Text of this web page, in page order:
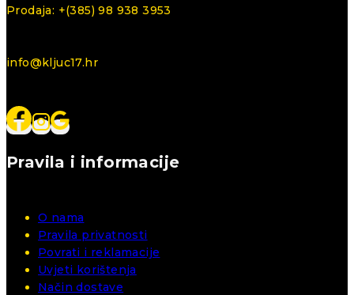
Prodaja: +(385) 98 938 3953
info@kljuc17.hr
Pravila i informacije
O nama
Pravila privatnosti
Povrati i reklamacije
Uvjeti korištenja
Način dostave